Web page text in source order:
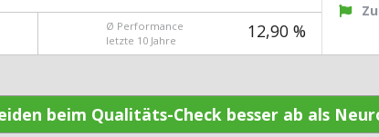
Ø Performance
letzte 10 Jahre
12,90 %
beim Qualitäts-Check besser ab als